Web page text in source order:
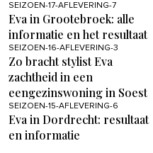
SEIZOEN-17-AFLEVERING-7
Eva in Grootebroek: alle
informatie en het resultaat
SEIZOEN-16-AFLEVERING-3
Zo bracht stylist Eva
zachtheid in een
eengezinswoning in Soest
SEIZOEN-15-AFLEVERING-6
Eva in Dordrecht: resultaat
en informatie